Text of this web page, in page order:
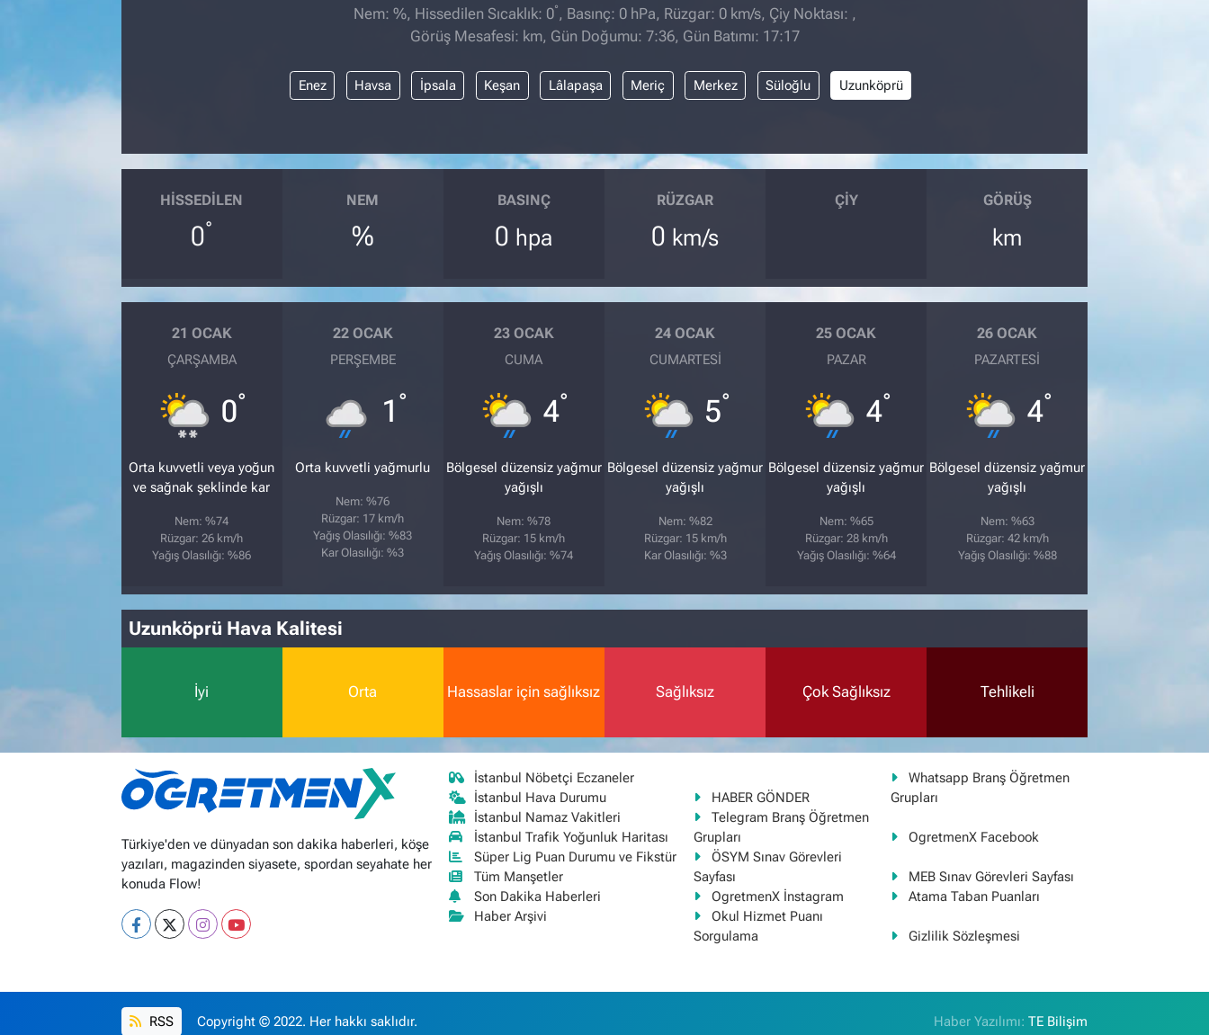
Nem: %, Hissedilen Sıcaklık: 0°, Basınç: 0 hPa, Rüzgar: 0 km/s, Çiy Noktası: ,
Görüş Mesafesi: km, Gün Doğumu: 7:36, Gün Batımı: 17:17
Enez Havsa İpsala Keşan Lâlapaşa Meriç Merkez Süloğlu Uzunköprü
HISSEDILEN
0°
NEM
%
BASINÇ
0 hpa
RÜZGAR
0 km/s
ÇIY GÖRÜŞ
km
21 OCAK
ÇARŞAMBA
0°
Orta kuvvetli veya yoğun
ve sağnak şeklinde kar
Nem: %74
Rüzgar: 26 km/h
Yağış Olasılığı: %86
22 OCAK
PERŞEMBE
1 °
Orta kuvvetli yağmurlu
Nem: %76
Rüzgar: 17 km/h
Yağış Olasılığı: %83
Kar Olasılığı: %3
23 OCAK
CUMA
4°
Bölgesel düzensiz yağmur
yağışlı
Nem: %78
Rüzgar: 15 km/h
Yağış Olasılığı: %74
24 OCAK
CUMARTESI
5°
Bölgesel düzensiz yağmur
yağışlı
Nem: %82
Rüzgar: 15 km/h
Kar Olasılığı: %3
25 OCAK
PAZAR
4°
Bölgesel düzensiz yağmur
yağışlı
Nem: %65
Rüzgar: 28 km/h
Yağış Olasılığı: %64
26 OCAK
PAZARTESI
4°
Bölgesel düzensiz yağmur
yağışlı
Nem: %63
Rüzgar: 42 km/h
Yağış Olasılığı: %88
Uzunköprü Hava Kalitesi
İyi Orta Hassaslar için sağlıksız Sağlıksız Çok Sağlıksız Tehlikeli
Türkiye'den ve dünyadan son dakika haberleri, köşe
yazıları, magazinden siyasete, spordan seyahate her
konuda Flow!
İstanbul Nöbetçi Eczaneler
İstanbul Hava Durumu
İstanbul Namaz Vakitleri
İstanbul Trafik Yoğunluk Haritası
Süper Lig Puan Durumu ve Fikstür
Tüm Manşetler
Son Dakika Haberleri
Haber Arşivi
HABER GÖNDER
Whatsapp Branş Öğretmen
Grupları
Telegram Branş Öğretmen
Grupları
OgretmenX Facebook
ÖSYM Sınav Görevleri
Sayfası
MEB Sınav Görevleri Sayfası
OgretmenX İnstagram
Atama Taban Puanları
Okul Hizmet Puanı
Sorgulama
Gizlilik Sözleşmesi
RSS Copyright © 2022. Her hakkı saklıdır. Haber Yazılımı:TE Bilişim